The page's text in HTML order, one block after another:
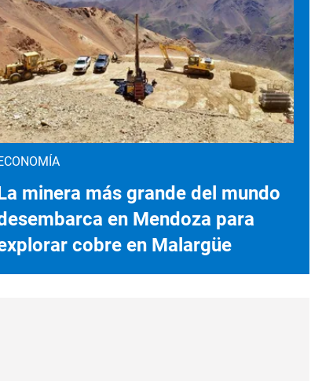
minera más grande del mundo
en Mendoza para
cobre en Malargüe